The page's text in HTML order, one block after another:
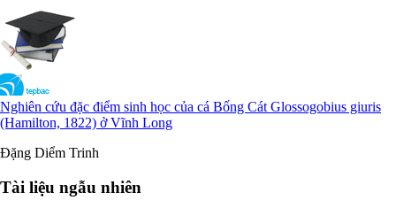
Nghiên cứu đặc điểm sinh học của cá Bống Cát Glossogobius giuris
(Hamilton, 1822) ở Vĩnh Long
Đặng Diểm Trinh
Tài liệu ngẫu nhiên